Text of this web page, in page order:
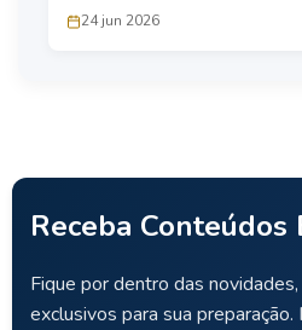
24 jun 2026
Receba Conteúdos
Fique por dentro das
exclusivos para sua